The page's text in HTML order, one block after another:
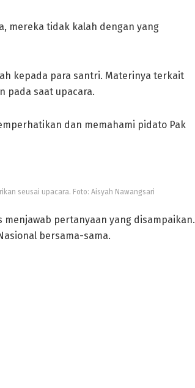
mereka tidak kalah dengan yang
kepada para santri. Materinya terkait
pada saat upacara.
dan memahami pidato Pak
seusai upacara. Foto: Aisyah Nawangsari
pertanyaan yang disampaikan.
bersama-sama.